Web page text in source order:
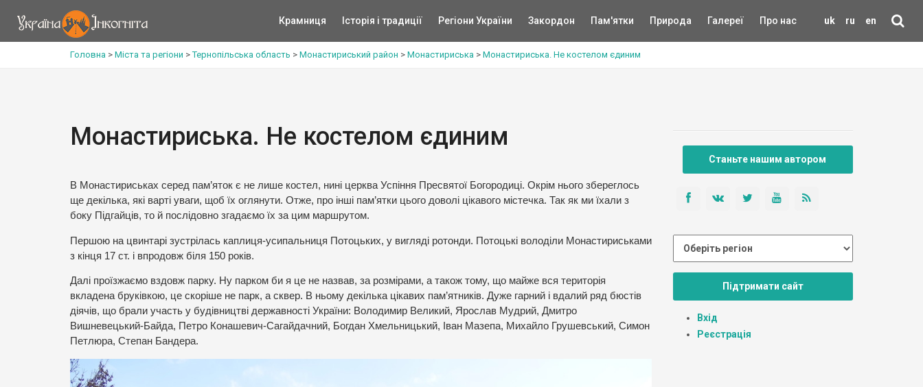
uk ru en
Крамниця Історія і традиції Регіони України Закордон Пам'ятки Природа Галереї Про нас
Головна > Міста та регіони >Тернопільська область > Монастириський район > Монастириська > Монастириська. Не костелом єдиним
Монастириська. Не костелом єдиним
В Монастириськах серед пам’яток є не лише костел, нині церква Успіння Пресвятої Богородиці. Окрім нього збереглось
ще декілька, які варті уваги, щоб їх оглянути. Отже, про інші пам’ятки цього доволі цікавого містечка. Так як ми їхали з
боку Підгайців, то й послідовно згадаємо їх за цим маршрутом.
Першою на цвинтарі зустрілась каплиця-усипальниця Потоцьких, у вигляді ротонди. Потоцькі володіли Монастириськами
з кінця 17 ст. і впродовж біля 150 років.
Далі проїзжаємо вздовж парку. Ну парком би я це не назвав, за розмірами, а також тому, що майже вся територія
вкладена бруківкою, це скоріше не парк, а сквер. В ньому декілька цікавих пам’ятників. Дуже гарний і вдалий ряд бюстів
діячів, що брали участь у будівництві державності України: Володимир Великий, Ярослав Мудрий, Дмитро
Вишневецький-Байда, Петро Конашевич-Сагайдачний, Богдан Хмельницький, Іван Мазепа, Михайло Грушевський, Симон
Петлюра, Степан Бандера.
Станьте нашим автором
Підтримати сайт
Вхід
Реєстрація